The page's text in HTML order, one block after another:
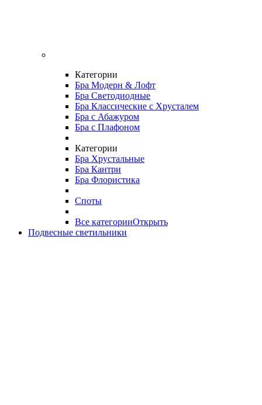
Категории
Бра Модерн & Лофт
Бра Светодиодные
Бра Классические с Хрусталем
Бра с Абажуром
Бра с Плафоном
Категории
Бра Хрустальные
Бра Кантри
Бра Флористика
Споты
Все категорииОткрыть
Подвесные светильники